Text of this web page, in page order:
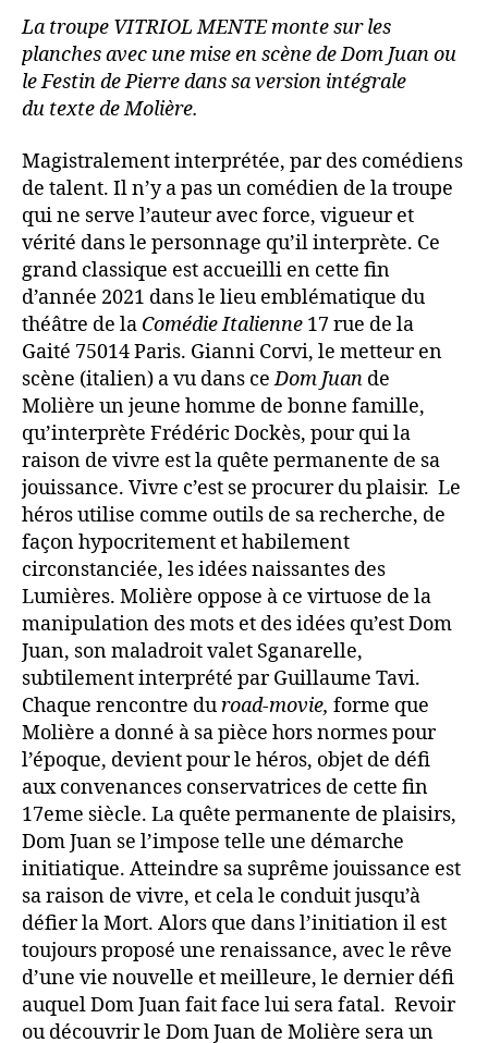
La troupe VITRIOL MENTE monte sur les
planches avec une mise en scène de Dom Juan ou
le Festin de Pierre dans sa version intégrale
du texte de Molière.
Magistralement interprétée, par des comédiens
de talent. Il n’y a pas un comédien de la troupe
qui ne serve l’auteur avec force, vigueur et
vérité dans le personnage qu’il interprète. Ce
grand classique est accueilli en cette fin
d’année 2021 dans le lieu emblématique du
théâtre de la Comédie Italienne 17 rue de la
Gaité 75014 Paris. Gianni Corvi, le metteur en
scène (italien) a vu dans ceDom Juan de
Molière un jeune homme de bonne famille,
qu’interprète Frédéric Dockès, pour qui la
raison de vivre est la quête permanente de sa
jouissance. Vivre c’est se procurer du plaisir. Le
héros utilise comme outils de sa recherche, de
façon hypocritement et habilement
circonstanciée, les idées naissantes des
Lumières. Molière oppose à ce virtuose de la
manipulation des mots et des idées qu’est Dom
Juan, son maladroit valet Sganarelle,
subtilement interprété par Guillaume Tavi.
Chaque rencontre duroad-movie, forme que
Molière a donné à sa pièce hors normes pour
l’époque, devient pour le héros, objet de défi
aux convenances conservatrices de cette fin
17eme siècle. La quête permanente de plaisirs,
Dom Juan se l’impose telle une démarche
initiatique. Atteindre sa suprême jouissance est
sa raison de vivre, et cela le conduit jusqu’à
défier la Mort. Alors que dans l’initiation il est
toujours proposé une renaissance, avec le rêve
d’une vie nouvelle et meilleure, le dernier défi
auquel Dom Juan fait face lui sera fatal. Revoir
ou découvrir le Dom Juan de Molière sera un